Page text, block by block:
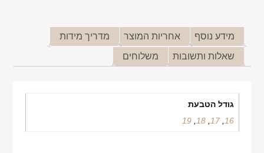
מידע נוסף אחריות המוצר
מדריך מידות
שאלות ותשובות
משלוחים
גודל הטבעת
16
17
18
19